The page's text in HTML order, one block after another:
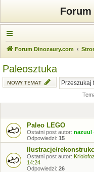
Forum Dinozaury.com
Paleosztuka
NOWY TEMAT
Paleo LEGO
Ostatni post autor: nazuul
Odpowiedzi: 15
Ilustracje/
Ostatni post autor:
14:24
Odpowiedzi: 26